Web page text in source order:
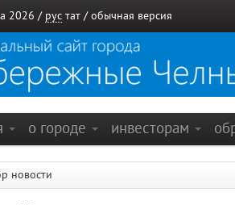
2026 / рус тат / обычная версия
о городе инвесторам
новости